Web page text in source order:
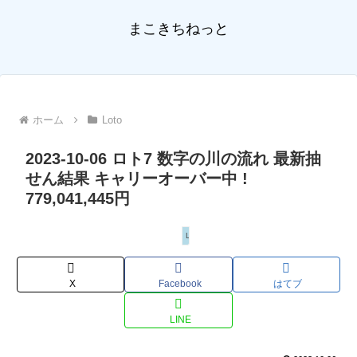
まこきちねっと
ホーム Loto
2023-10-06 ロト7 数字の川の流れ 最新抽
せん結果 キャリーオーバー中 !
779,041,445円
Loto
X Facebook はてブ
LINE